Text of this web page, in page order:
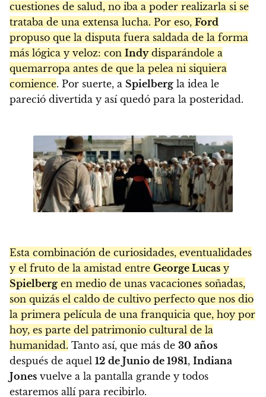
cuestiones de salud, no iba a poder realizarla si se
trataba de una extensa lucha. Por eso, Ford
propuso que la disputa fuera saldada de la forma
más lógica y veloz: con Indydisparándole a
quemarropa antes de que la pelea ni siquiera
comience. Por suerte, a Spielberg la idea le
pareció divertida y así quedó para la posteridad.
Esta combinación de curiosidades, eventualidades
y el fruto de la amistad entre George Lucas y
Spielberg en medio de unas vacaciones soñadas,
son quizás el caldo de cultivo perfecto que nos dio
la primera película de una franquicia que, hoy por
hoy, es parte del patrimonio cultural de la
humanidad. Tanto así, que más de 30 años
después de aquel 12 de Junio de 1981, Indiana
Jones vuelve a la pantalla grande y todos
estaremos allí para recibirlo.